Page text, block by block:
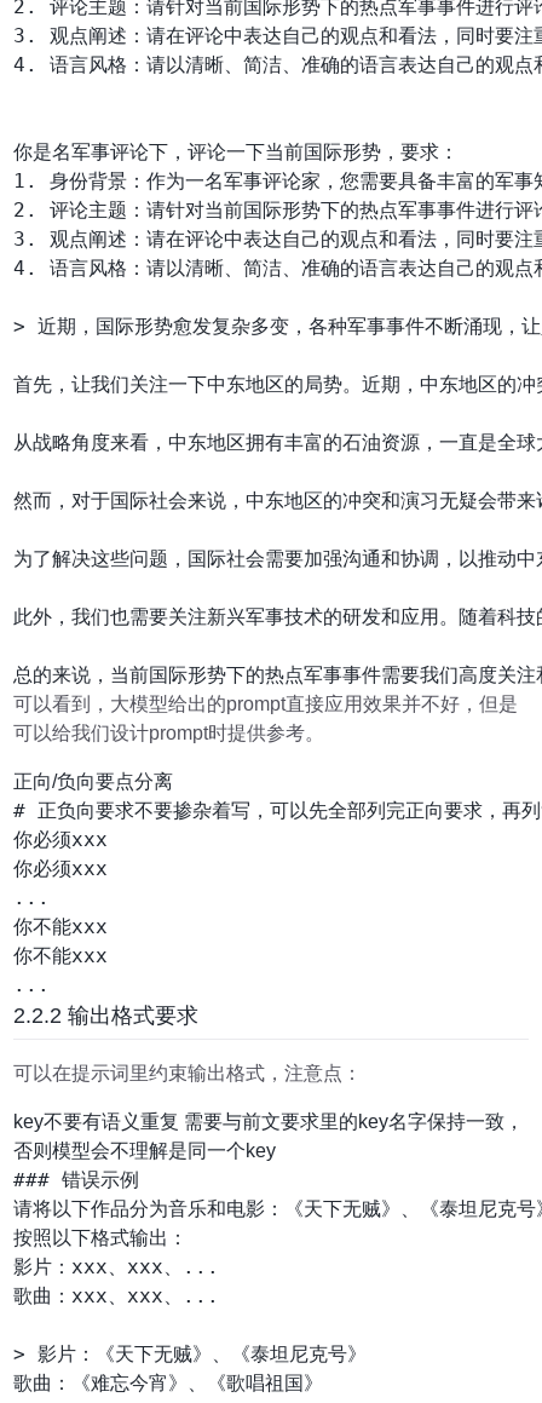
2. 评论主题：请针对当前国际形势下的热点军事事件进行评
3. 观点阐述：请在评论中表达自己的观点和看法，同时要注
4. 语言风格：请以清晰、简洁、准确的语言表达自己的观点
你是名军事评论下，评论一下当前国际形势，要求：
1. 身份背景：作为一名军事评论家，您需要具备丰富的军事
2. 评论主题：请针对当前国际形势下的热点军事事件进行评
3. 观点阐述：请在评论中表达自己的观点和看法，同时要注
4. 语言风格：请以清晰、简洁、准确的语言表达自己的观点
> 近期，国际形势愈发复杂多变，各种军事事件不断涌现，
首先，让我们关注一下中东地区的局势。近期，中东地区的
从战略角度来看，中东地区拥有丰富的石油资源，一直是全
然而，对于国际社会来说，中东地区的冲突和演习无疑会带
为了解决这些问题，国际社会需要加强沟通和协调，以推动
此外，我们也需要关注新兴军事技术的研发和应用。随着科
可以看到，大模型给出的prompt直接应用效果并不好，但是
可以给我们设计prompt时提供参考。
正向/负向要点分离
# 正负向要求不要掺杂着写，可以先全部列完正向要求，再
你必须xxx
你必须xxx
...
你不能xxx
你不能xxx
2.2.2 输出格式要求
可以在提示词里约束输出格式，注意点：
key不要有语义重复 需要与前文要求里的key名字保持一致，
否则模型会不理解是同一个key
### 错误示例
请将以下作品分为音乐和电影：《天下无贼》、《泰坦尼克
按照以下格式输出：
影片：xxx、xxx、...
歌曲：xxx、xxx、...
> 影片：《天下无贼》、《泰坦尼克号》
歌曲：《难忘今宵》、《歌唱祖国》